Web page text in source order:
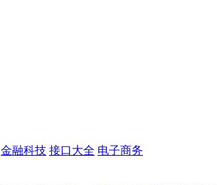
金融科技 接口大全 电子商务